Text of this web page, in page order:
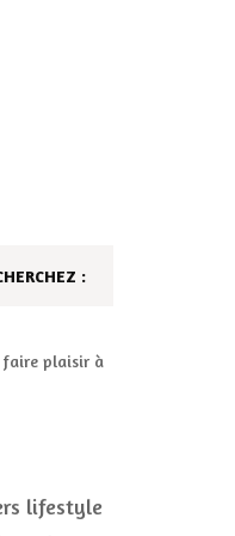
:
plaisir à
lifestyle